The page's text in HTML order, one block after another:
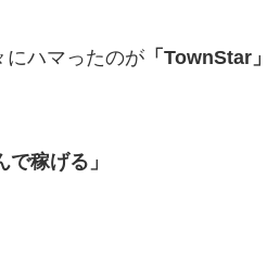
にハマったのが 「TownStar」
で稼げる」